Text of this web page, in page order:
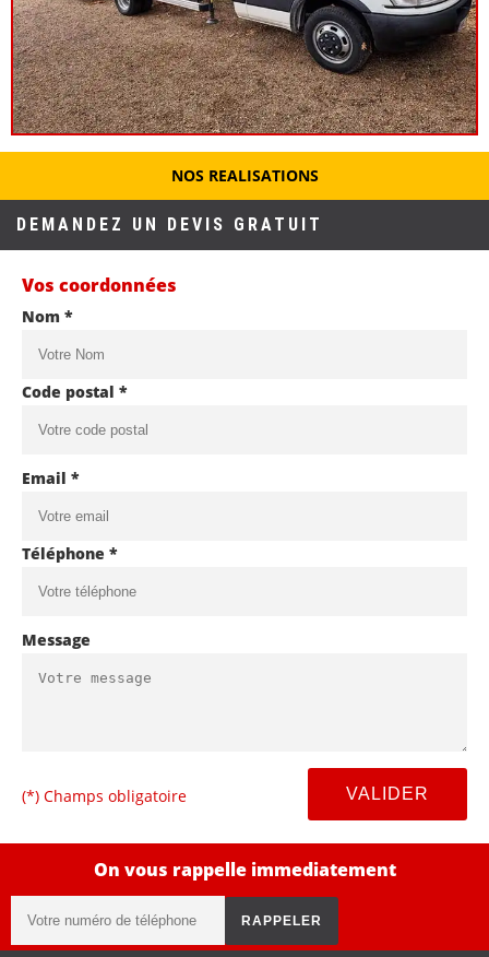
NOS REALISATIONS
DEMANDEZ UN DEVIS GRATUIT
Vos coordonnées
Nom *
Code postal *
Email *
Téléphone *
Message
(*) Champs obligatoire
On vous rappelle immediatement